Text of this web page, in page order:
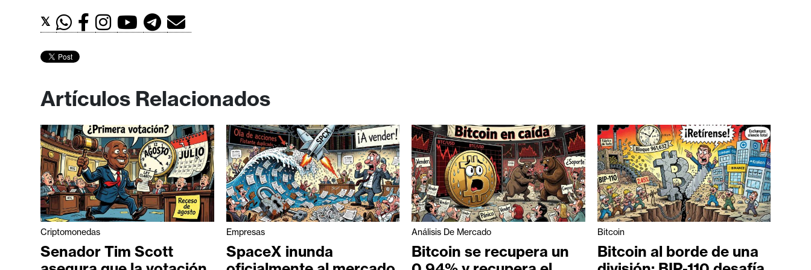
𝕏
Artículos Relacionados
Criptomonedas
Senador Tim Scott
Empresas
SpaceX inunda
Análisis De Mercado
Bitcoin se recupera un
Bitcoin
Bitcoin al borde de una